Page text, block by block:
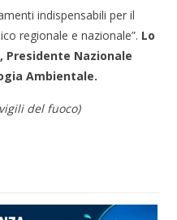
indispensabili per il
regionale e nazionale”. Lo
Presidente Nazionale
Ambientale.
del fuoco)